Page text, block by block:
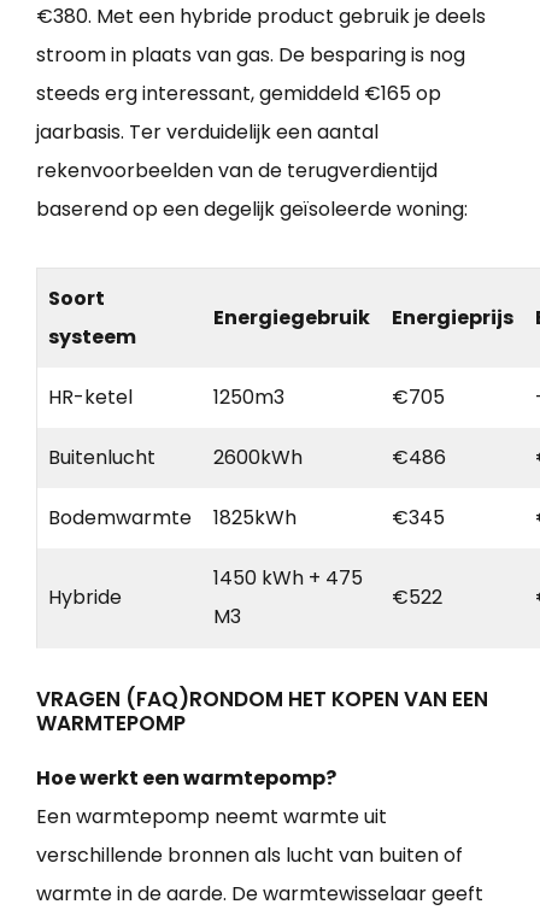
€380. Met een hybride product gebruik je deels
stroom in plaats van gas. De besparing is nog
steeds erg interessant, gemiddeld €165 op
jaarbasis. Ter verduidelijk een aantal
rekenvoorbeelden van de terugverdientijd
baserend op een degelijk geïsoleerde woning:
Soort
systeem
Energiegebruik Energieprijs
HR-ketel 1250m3 €705
Buitenlucht 2600kWh €486
Bodemwarmte 1825kWh €345
Hybride
1450 kWh + 475
M3
€522
VRAGEN (FAQ)RONDOM HET KOPEN VAN EEN
WARMTEPOMP
Hoe werkt een warmtepomp?
Een warmtepomp neemt warmte uit
verschillende bronnen als lucht van buiten of
warmte in de aarde. De warmtewisselaar geeft